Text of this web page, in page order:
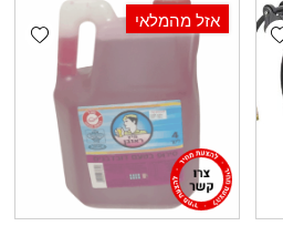
Add wishlistאזל מהמלאי